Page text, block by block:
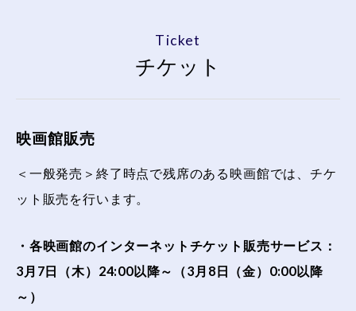
Ticket
チケット
映画館販売
＜一般発売＞終了時点で残席のある映画館では、チケ
ット販売を行います。
・各映画館のインターネットチケット販売サービス：
3月7日（木）24:00以降～（3月8日（金）0:00以降
～）